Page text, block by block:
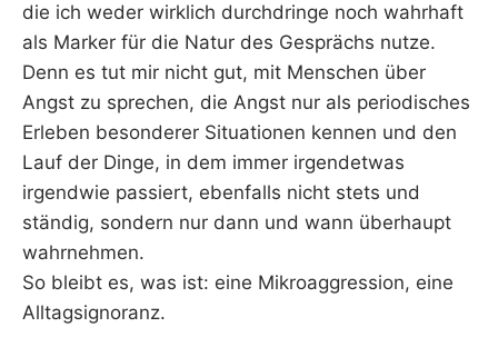
die ich weder wirklich durchdringe noch wahrhaft
als Marker für die Natur des Gesprächs nutze.
Denn es tut mir nicht gut, mit Menschen über
Angst zu sprechen, die Angst nur als periodisches
Erleben besonderer Situationen kennen und den
Lauf der Dinge, in dem immer irgendetwas
irgendwie passiert, ebenfalls nicht stets und
ständig, sondern nur dann und wann überhaupt
wahrnehmen.
So bleibt es, was ist: eine Mikroaggression, eine
Alltagsignoranz.